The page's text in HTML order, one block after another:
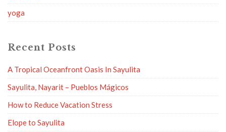
yoga
Recent Posts
A Tropical Oceanfront Oasis In Sayulita
Sayulita, Nayarit – Pueblos Mágicos
How to Reduce Vacation Stress
Elope to Sayulita